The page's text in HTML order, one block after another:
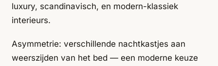
luxury, scandinavisch, en modern-klassiek
interieurs.
Asymmetrie: verschillende nachtkastjes aan
weerszijden van het bed — een moderne keuze